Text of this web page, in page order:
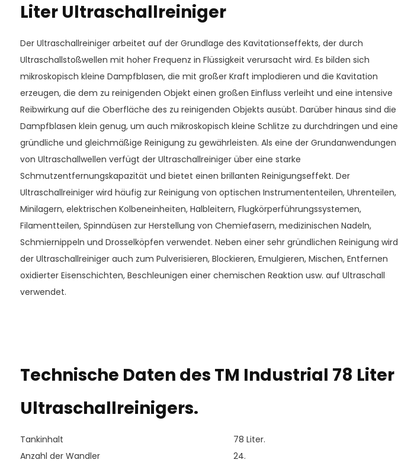
Liter Ultraschallreiniger
Der Ultraschallreiniger arbeitet auf der Grundlage des Kavitationseffekts, der durch
Ultraschallstoßwellen mit hoher Frequenz in Flüssigkeit verursacht wird. Es bilden sich
mikroskopisch kleine Dampfblasen, die mit großer Kraft implodieren und die Kavitation
erzeugen, die dem zu reinigenden Objekt einen großen Einfluss verleiht und eine intensive
Reibwirkung auf die Oberfläche des zu reinigenden Objekts ausübt. Darüber hinaus sind die
Dampfblasen klein genug, um auch mikroskopisch kleine Schlitze zu durchdringen und eine
gründliche und gleichmäßige Reinigung zu gewährleisten. Als eine der Grundanwendungen
von Ultraschallwellen verfügt der Ultraschallreiniger über eine starke
Schmutzentfernungskapazität und bietet einen brillanten Reinigungseffekt. Der
Ultraschallreiniger wird häufig zur Reinigung von optischen Instrumententeilen, Uhrenteilen,
Minilagern, elektrischen Kolbeneinheiten, Halbleitern, Flugkörperführungssystemen,
Filamentteilen, Spinndüsen zur Herstellung von Chemiefasern, medizinischen Nadeln,
Schmiernippeln und Drosselköpfen verwendet. Neben einer sehr gründlichen Reinigung wird
der Ultraschallreiniger auch zum Pulverisieren, Blockieren, Emulgieren, Mischen, Entfernen
oxidierter Eisenschichten, Beschleunigen einer chemischen Reaktion usw. auf Ultraschall
verwendet.
Technische Daten des TM Industrial 78 Liter
Ultraschallreinigers.
Tankinhalt
78 Liter.
Anzahl der Wandler
24.